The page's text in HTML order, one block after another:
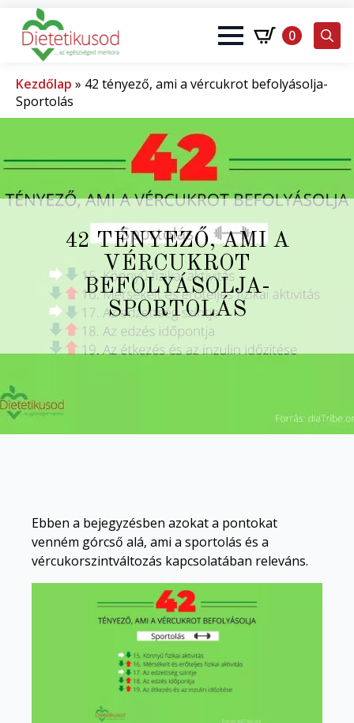
0
Kezdőlap » 42 tényező, ami a vércukrot befolyásolja-
Sportolás
42 TÉNYEZŐ, AMI A
VÉRCUKROT
BEFOLYÁSOLJA-
SPORTOLÁS
Ebben a bejegyzésben azokat a pontokat
venném górcső alá, ami a sportolás és a
vércukorszintváltozás kapcsolatában releváns.